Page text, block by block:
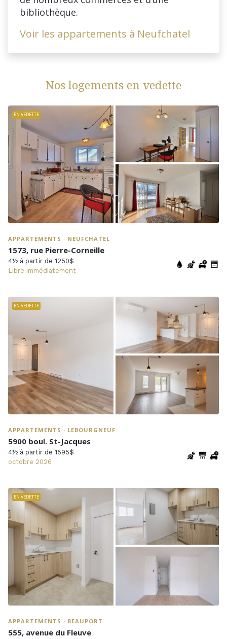
bibliothèque.
Voir les appartements à Neufchatel
Nos logements en vedette
EN VEDETTE
APPARTEMENTS · NEUFCHATEL
1573, rue Pierre-Corneille
4½ à partir de 1250$
Libre immédiatement
EN VEDETTE
APPARTEMENTS · LEBOURGNEUF
5900 boul. St-Jacques
4½ à partir de 1595$
octobre 2026
EN VEDETTE
APPARTEMENTS · BEAUPORT
555, avenue du Fleuve